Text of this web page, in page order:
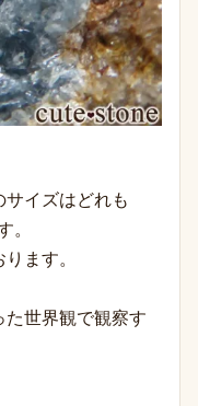
イズはどれも
ます。
世界観で観察す